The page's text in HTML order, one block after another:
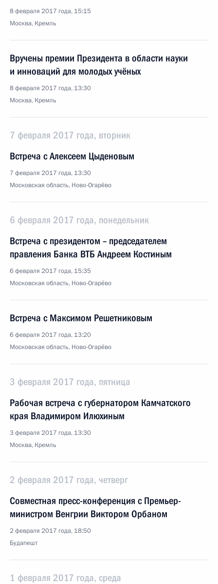
8 февраля 2017 года, 15:15
Москва, Кремль
Вручены премии Президента в области науки
и инноваций для молодых учёных
8 февраля 2017 года, 13:30
Москва, Кремль
7 февраля 2017 года, вторник
Встреча с Алексеем Цыденовым
7 февраля 2017 года, 13:30
Московская область, Ново-Огарёво
6 февраля 2017 года, понедельник
Встреча с президентом – председателем
правления Банка ВТБ Андреем Костиным
6 февраля 2017 года, 15:35
Московская область, Ново-Огарёво
Встреча с Максимом Решетниковым
6 февраля 2017 года, 13:20
Московская область, Ново-Огарёво
3 февраля 2017 года, пятница
Рабочая встреча с губернатором Камчатского
края Владимиром Илюхиным
3 февраля 2017 года, 13:30
Москва, Кремль
2 февраля 2017 года, четверг
Совместная пресс-конференция с Премьер-
министром Венгрии Виктором Орбаном
2 февраля 2017 года, 18:50
Будапешт
1 февраля 2017 года, среда